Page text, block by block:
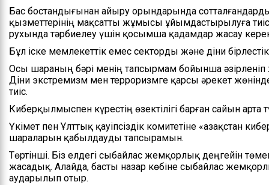
Бас бостандығынан айыру орындарында
қызметтерінің мақсатты жұмысы ұйымдастырылуға
рухында тәрбиелеу үшін қосымша қадамдар жасау
Бұл іске мемлекеттік емес секторды және діни
Осы шараның бәрі менің тапсырмам бойынша
Діни экстремизм мен терроризмге қарсы әрекет
тиіс.
Киберқылмыспен күрестің өзектілігі барған сайын арта
Үкімет пен Ұлттық қауіпсіздік комитетіне «Қазақстан
шараларын қабылдауды тапсырамын.
Төртінші. Біз елдегі сыбайлас жемқорлық деңгейін
жасадық. Алайда, басты назар көбіне сыбайлас
аударылып отыр.